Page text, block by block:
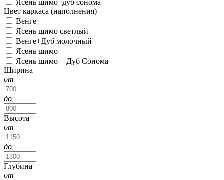
Ясень шимо+дуб сонома
Цвет каркаса (наполнения)
Венге
Ясень шимо светлый
Венге+Дуб молочный
Ясень шимо
Ясень шимо + Дуб Сонома
Ширина
от
до
Высота
от
до
Глубина
от